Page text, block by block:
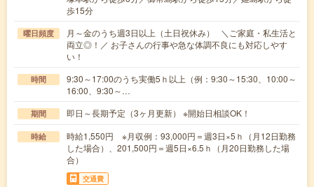
歩15分
曜日頻度
月～金のうち週3日以上（土日祝休み） ＼ご家庭・私生活と
両立◎！／ お子さんの行事や急な体調不良にも対応しやす
い！
時間
9:30～17:00のうち実働5ｈ以上（例：9:30～15:30、10:00～
16:00、9:30～…
期間 即日～長期予定（3ヶ月更新） ※開始日相談OK！
時給
時給1,550円 ※月収例：93,000円＝週3日×5ｈ（月12日勤務
した場合）、201,500円＝週5日×6.5ｈ（月20日勤務した場
合）
交通費